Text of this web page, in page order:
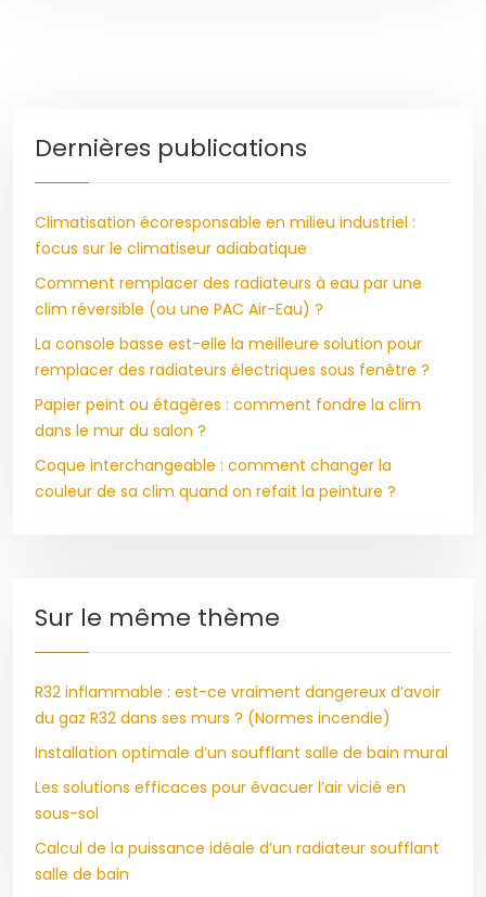
Dernières publications
Climatisation écoresponsable en milieu industriel :
focus sur le climatiseur adiabatique
Comment remplacer des radiateurs à eau par une
clim réversible (ou une PAC Air-Eau) ?
La console basse est-elle la meilleure solution pour
remplacer des radiateurs électriques sous fenêtre ?
Papier peint ou étagères : comment fondre la clim
dans le mur du salon ?
Coque interchangeable : comment changer la
couleur de sa clim quand on refait la peinture ?
Sur le même thème
R32 inflammable : est-ce vraiment dangereux d’avoir
du gaz R32 dans ses murs ? (Normes incendie)
Installation optimale d’un soufflant salle de bain mural
Les solutions efficaces pour évacuer l’air vicié en
sous-sol
Calcul de la puissance idéale d’un radiateur soufflant
salle de bain